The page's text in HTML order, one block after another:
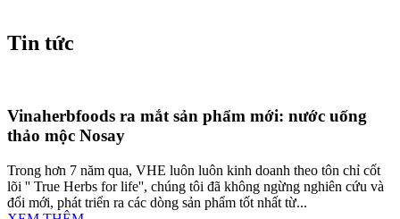
Tin tức
Vinaherbfoods ra mắt sản phẩm mới: nước uống
thảo mộc Nosay
Trong hơn 7 năm qua, VHE luôn luôn kinh doanh theo tôn chỉ cốt
lõi '' True Herbs for life'', chúng tôi đã không ngừng nghiên cứu và
đổi mới, phát triển ra các dòng sản phẩm tốt nhất từ...